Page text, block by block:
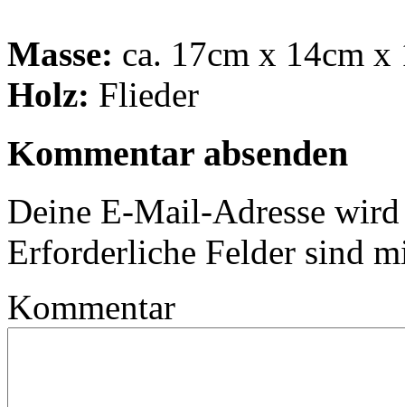
Masse: ca. 17cm x 14cm x
Holz: Flieder
Kommentar absenden
Deine E-Mail-Adresse
Erforderliche Felder sind
Kommentar